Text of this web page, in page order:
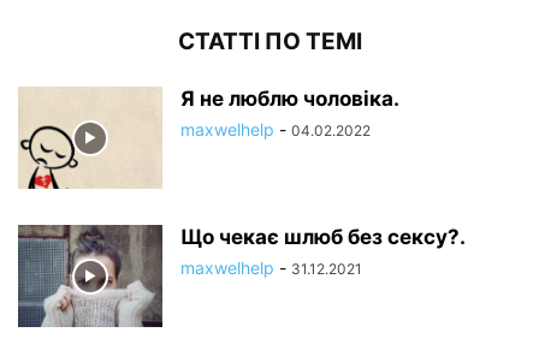
СТАТТІ ПО ТЕМІ
Я не люблю чоловіка.
maxwelhelp - 04.02.2022
Що чекає шлюб без сексу?.
maxwelhelp - 31.12.2021